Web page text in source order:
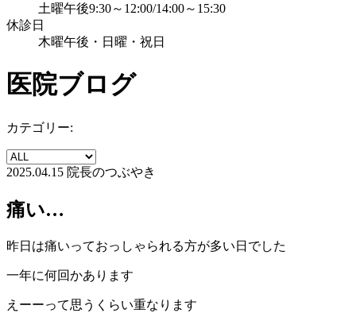
土曜午後9:30～12:00/14:00～15:30
休診日
木曜午後・日曜・祝日
医院ブログ
カテゴリー:
2025.04.15 院長のつぶやき
痛い…
昨日は痛いっておっしゃられる方が多い日でした
一年に何回かあります
えーーって思うくらい重なります